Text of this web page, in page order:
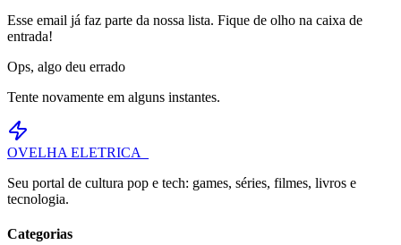
Esse email já faz parte da nossa lista. Fique de olho na caixa de
entrada!
Ops, algo deu errado
Tente novamente em alguns instantes.
OVELHA ELETRICA_
Seu portal de cultura pop e tech: games, séries, filmes, livros e
tecnologia.
Categorias